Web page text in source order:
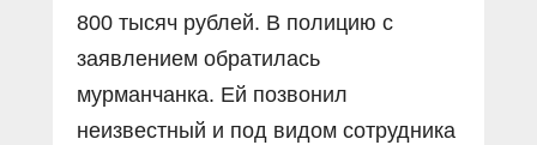
800 тысяч рублей. В полицию с
заявлением обратилась
мурманчанка. Ей позвонил
неизвестный и под видом сотрудника